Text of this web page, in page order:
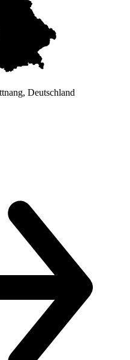
Deutschland